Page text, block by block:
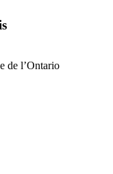
de l’Ontario